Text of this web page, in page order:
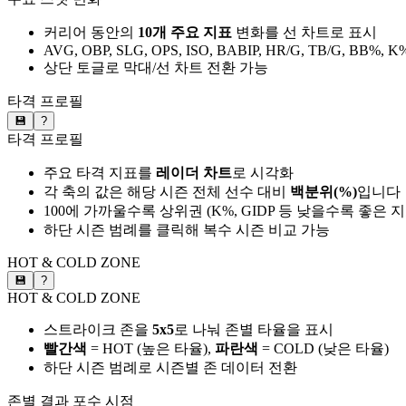
커리어 동안의 10개 주요 지표 변화를 선 차트로 표시
AVG, OBP, SLG, OPS, ISO, BABIP, HR/G, TB/G, BB%,
상단 토글로 막대/선 차트 전환 가능
타격 프로필
💾 ?
타격 프로필
주요 타격 지표를 레이더 차트로 시각화
각 축의 값은 해당 시즌 전체 선수 대비 백분위(%)입니다
100에 가까울수록 상위권 (K%, GIDP 등 낮을수록 좋은
하단 시즌 범례를 클릭해 복수 시즌 비교 가능
HOT & COLD ZONE
💾 ?
HOT & COLD ZONE
스트라이크 존을 5x5로 나눠 존별 타율을 표시
빨간색 = HOT (높은 타율), 파란색 = COLD (낮은 타율)
하단 시즌 범례로 시즌별 존 데이터 전환
존별 결과 포수 시점